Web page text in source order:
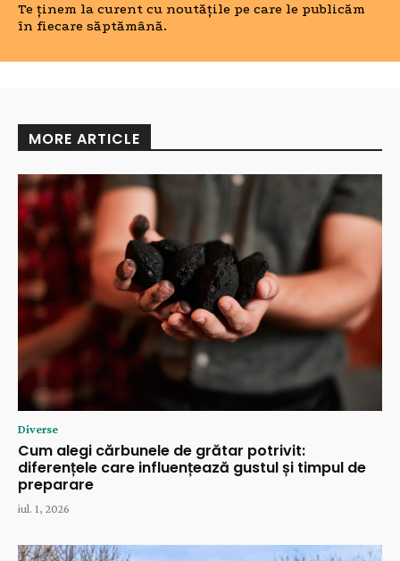
Te ținem la curent cu noutățile pe care le publicăm
în fiecare săptămână.
MORE ARTICLE
Diverse
Cum alegi cărbunele de grătar potrivit:
diferențele care influențează gustul și timpul de
preparare
iul. 1, 2026